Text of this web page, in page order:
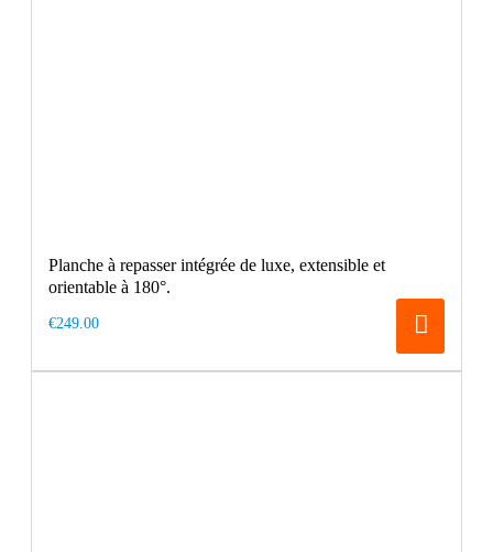
Planche à repasser intégrée de luxe, extensible et
orientable à 180°.
€249.00